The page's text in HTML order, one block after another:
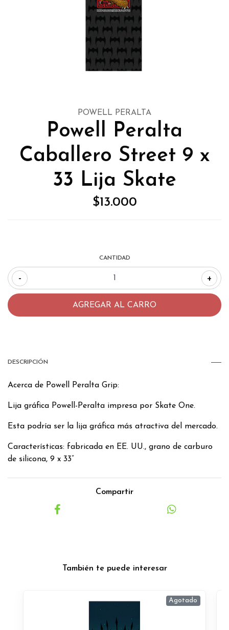
POWELL PERALTA
Powell Peralta
Caballero Street 9 x
33 Lija Skate
$13.000
CANTIDAD
- +
DESCRIPCIÓN
Acerca de Powell Peralta Grip:
Lija gráfica Powell-Peralta impresa por Skate One.
Esta podría ser la lija gráfica más atractiva del mercado.
Características: fabricada en EE. UU., grano de carburo
de silicona, 9 x 33”
Compartir
También te puede interesar
Agotado